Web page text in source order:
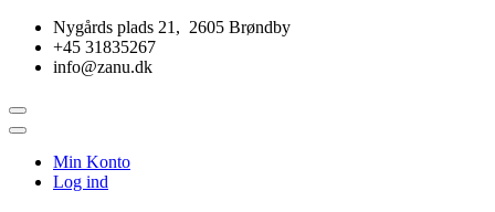
Skip
content
Nygårds plads 21, 2605 Brøndby
+45 31835267
info@zanu.dk
Topbar
Menu
Min Konto
Log ind